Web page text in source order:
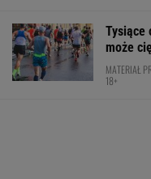
Tysiące
może
MATERIAŁ
18+